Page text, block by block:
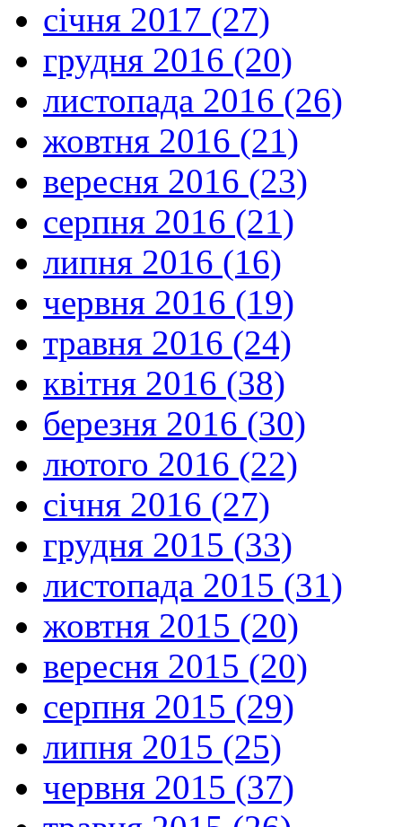
січня 2017 (27)
грудня 2016 (20)
листопада 2016 (26)
жовтня 2016 (21)
вересня 2016 (23)
серпня 2016 (21)
липня 2016 (16)
червня 2016 (19)
травня 2016 (24)
квітня 2016 (38)
березня 2016 (30)
лютого 2016 (22)
січня 2016 (27)
грудня 2015 (33)
листопада 2015 (31)
жовтня 2015 (20)
вересня 2015 (20)
серпня 2015 (29)
липня 2015 (25)
червня 2015 (37)